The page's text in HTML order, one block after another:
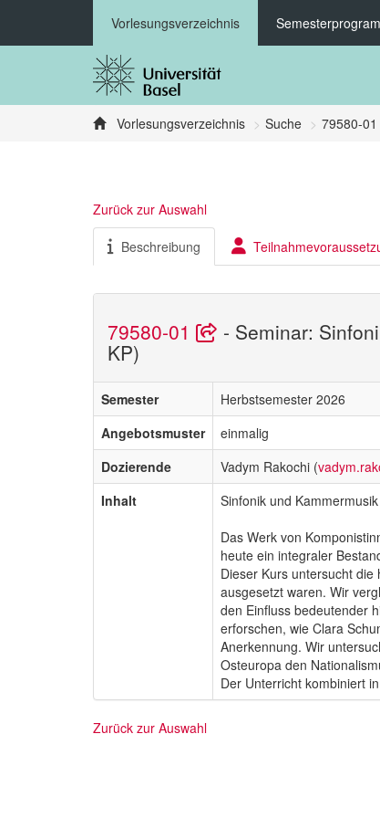
Vorlesungsverzeichnis
Vorlesungsverzeichnis Suche 79580-
Zurück zur Auswahl
Beschreibung
79580-01 - Seminar:
KP)
Semester
Herbstsemester 2026
Angebotsmuster
einmalig
Dozierende
Vadym Rakochi (
Inhalt
Sinfonik und
Das Werk von
heute ein integraler
Dieser Kurs untersucht
ausgesetzt waren. Wir
den Einfluss bedeutender
erforschen, wie Clara
Anerkennung. Wir
Osteuropa den
Der Unterricht kombiniert
Zurück zur Auswahl